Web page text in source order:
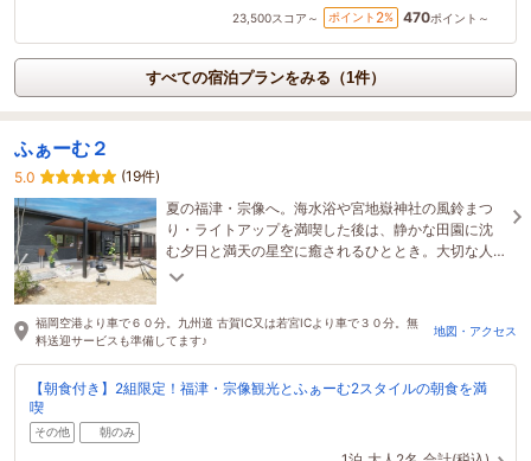
23,500スコア～ ポイント 2% 470ポイント～
すべての宿泊プランをみる（1件）
ふぁーむ２
5.0
(19件)
夏の福津・宗像へ。海水浴や宮地嶽神社の風鈴まつ
り・ライトアップを満喫した後は、静かな田園に沈
む夕日と満天の星空に癒されるひととき。大切な人
と夏の思い出をふぁーむ2で。
福岡空港より車で６０分。九州道 古賀IC又は若宮ICより車で３０分。無
料送迎サービスも準備してます♪
地図・アクセス
【朝食付き】2組限定！福津・宗像観光とふぁーむ2スタイルの朝食を満
喫
その他 朝のみ